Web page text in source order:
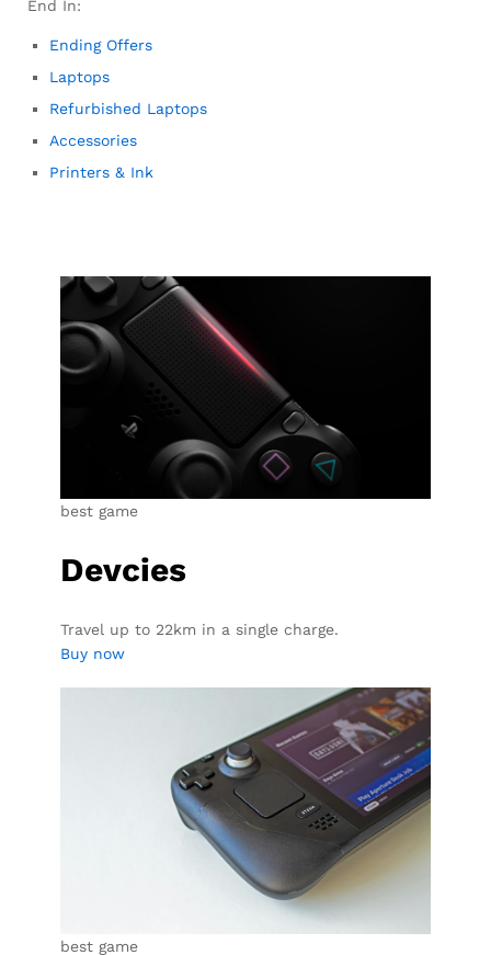
End In:
Ending Offers
Laptops
Refurbished Laptops
Accessories
Printers & Ink
best game
Devcies
Travel up to 22km in a single charge.
Buy now
best game